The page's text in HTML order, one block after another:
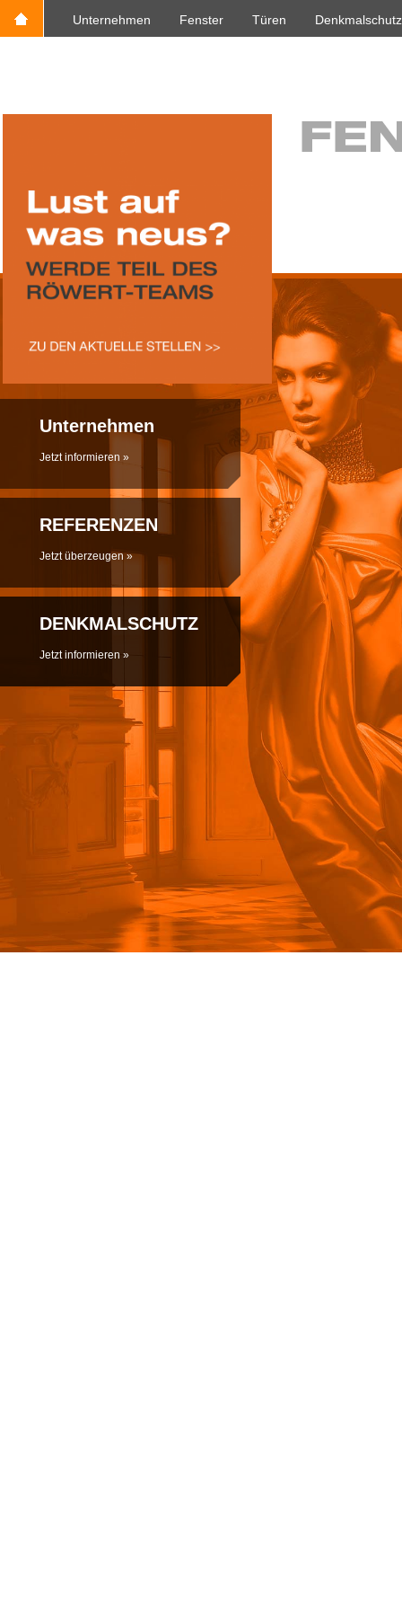
Unternehmen Fenster Türen Denkmalschutz
Unternehmen
Jetzt informieren »
REFERENZEN
Jetzt überzeugen »
DENKMALSCHUTZ
Jetzt informieren »